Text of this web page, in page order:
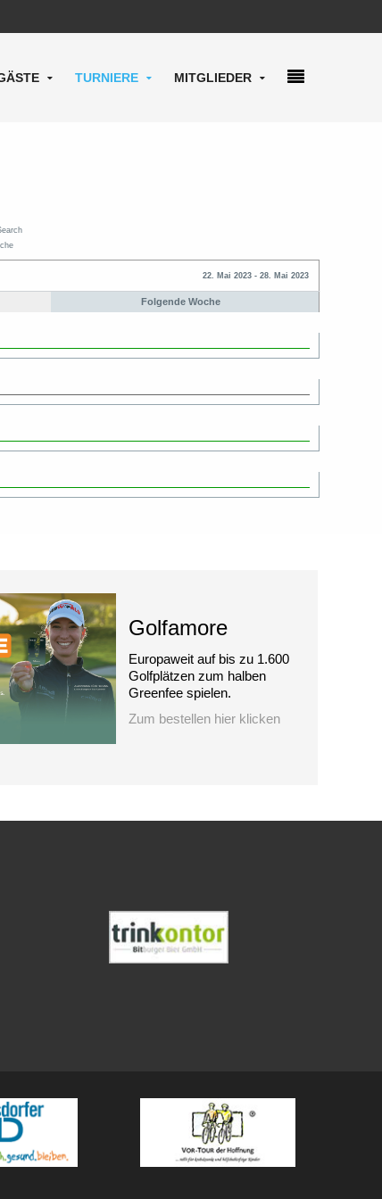
TURNIERE MITGLIEDER
22. Mai 2023 - 28. Mai 2023
Folgende Woche
Golfamore
Europaweit auf bis zu 1.600
Golfplätzen zum halben
Greenfee spielen.
Zum bestellen hier klicken